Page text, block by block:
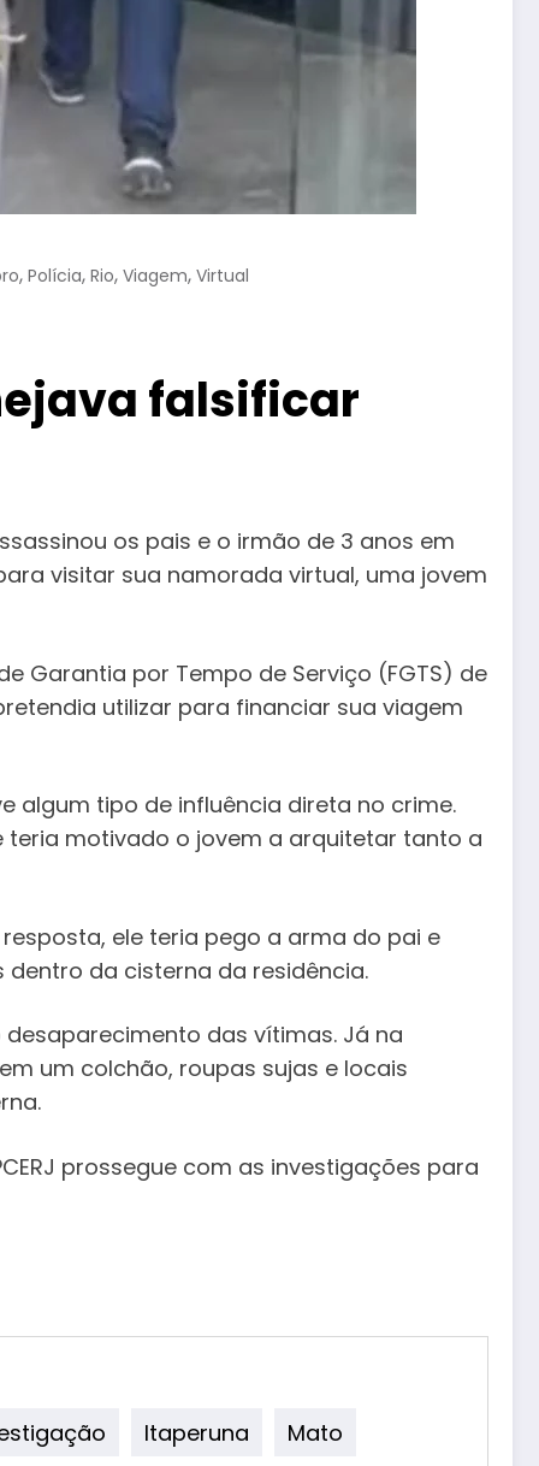
, Polícia, Rio, Viagem, Virtual
falsificar
os pais e o irmão de 3 anos em
visitar sua namorada virtual, uma jovem
Garantia por Tempo de Serviço (FGTS) de
utilizar para financiar sua viagem
algum tipo de influência direta no crime.
teria motivado o jovem a arquitetar tanto a
ele teria pego a arma do pai e
da cisterna da residência.
das vítimas. Já na
um colchão, roupas sujas e locais
prossegue com as investigações para
Itaperuna
Mato